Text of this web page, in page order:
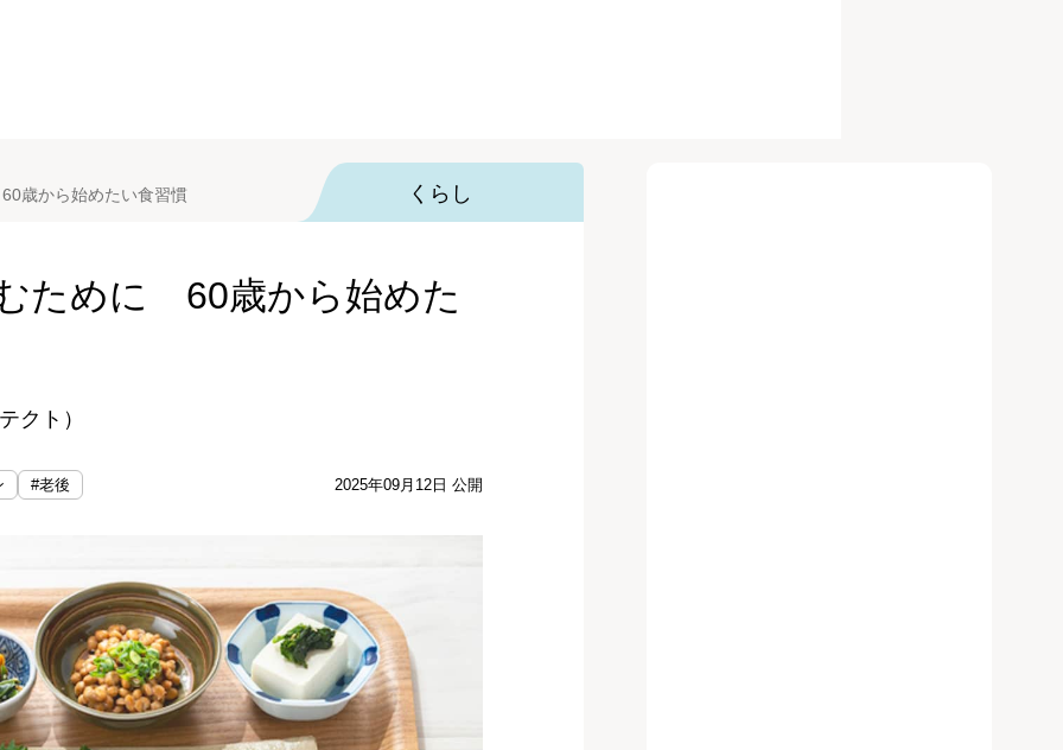
歳から始めたい食習慣 くらし
ために 60歳から始めた
クト）
#老後 2025年09月12日 公開